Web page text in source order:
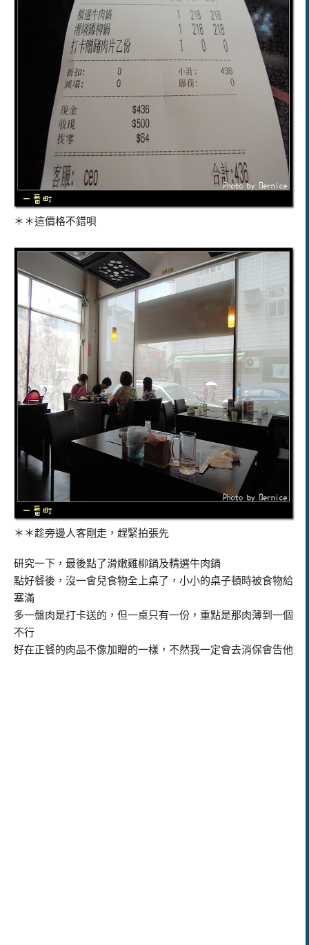
＊＊這價格不錯唄
＊＊趁旁邊人客剛走，趕緊拍張先
研究一下，最後點了滑嫩雞柳鍋及精選牛肉鍋
點好餐後，沒一會兒食物全上桌了，小小的桌子頓時被食物給
塞滿
多一盤肉是打卡送的，但一桌只有一份，重點是那肉薄到一個
不行
好在正餐的肉品不像加贈的一樣，不然我一定會去消保會告他